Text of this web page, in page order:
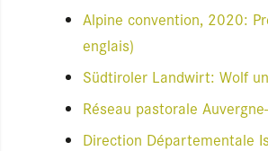
Alpine conven­tion, 2020:
englais)
Süd­ti­ro­ler Land­wirt: Wolf
Réseau pas­to­rale
Direc­tion Dépar­te­men­tale